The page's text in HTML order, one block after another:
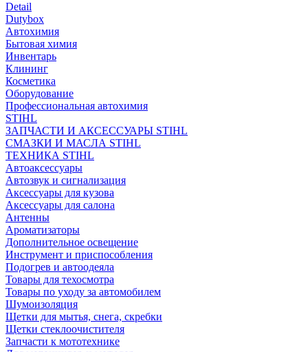
Detail
Dutybox
Автохимия
Бытовая химия
Инвентарь
Клининг
Косметика
Оборудование
Профессиональная автохимия
STIHL
ЗАПЧАСТИ И АКСЕССУАРЫ STIHL
СМАЗКИ И МАСЛА STIHL
ТЕХНИКА STIHL
Автоаксессуары
Автозвук и сигнализация
Аксессуары для кузова
Аксессуары для салона
Антенны
Ароматизаторы
Дополнительное освещение
Инструмент и приспособления
Подогрев и автоодеяла
Товары для техосмотра
Товары по уходу за автомобилем
Шумоизоляция
Щетки для мытья, снега, скребки
Щетки стеклоочистителя
Запчасти к мототехнике